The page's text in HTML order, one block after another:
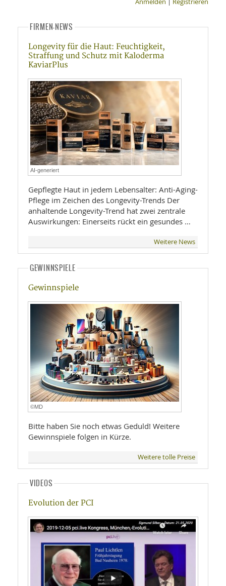
FIRMEN-NEWS
Longevity für die Haut: Feuchtigkeit,
Straffung und Schutz mit Kaloderma
KaviarPlus
AI-generiert
Gepflegte Haut in jedem Lebensalter: Anti-Aging-
Pflege im Zeichen des Longevity-Trends Der
anhaltende Longevity-Trend hat zwei zentrale
Auswirkungen: Einerseits rückt ein gesundes …
Weitere News
GEWINNSPIELE
Gewinnspiele
©MD
Bitte haben Sie noch etwas Geduld! Weitere
Gewinnspiele folgen in Kürze.
Weitere tolle Preise
VIDEOS
Evolution der PCI